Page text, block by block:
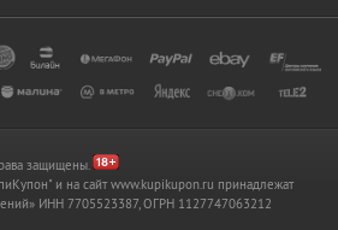
защищены.
и на сайт www.kupikupon.ru принадлежат
ИНН 7705523387, ОГРН 1127747063212